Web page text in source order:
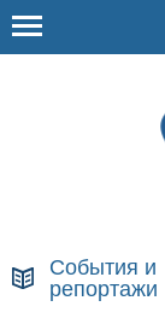
События и
репортажи